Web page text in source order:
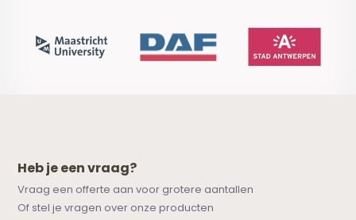
Heb je een vraag?
Vraag een offerte aan voor grotere aantallen
Of stel je vragen over onze producten